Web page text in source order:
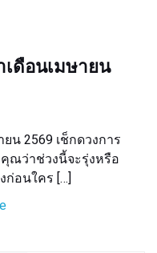
ดือนเมษายน
น 2569 เช็กดวงการ
ณว่าช่วงนี้จะรุ่งหรือ
ก่อนใคร […]